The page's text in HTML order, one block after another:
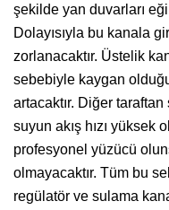
şekilde yan duvarları
Dolayısıyla bu kanala
zorlanacaktır. Üstelik
sebebiyle kaygan
artacaktır. Diğer taraftan
suyun akış hızı yüksek
profesyonel yüzücü
olmayacaktır. Tüm bu
regülatör ve sulama